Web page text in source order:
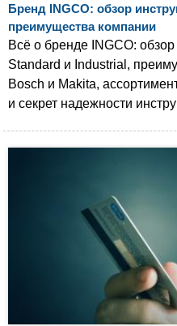
Бренд INGCO: обзор
преимущества компании
Всё о бренде INGCO:
Standard и Industrial,
Bosch и Makita,
и секрет надежности